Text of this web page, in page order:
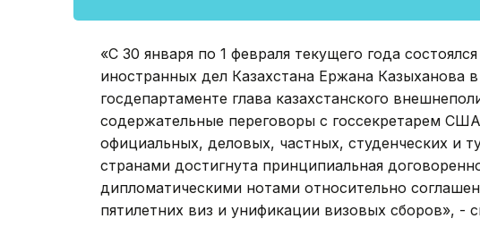
«С 30 января по 1 февраля текущего года
иностранных дел Казахстана Ержана Казыханова
госдепартаменте глава казахстанского
содержательные переговоры с госсекретарем
официальных, деловых, частных, студенческих и
странами достигнута принципиальная
дипломатическими нотами относительно
пятилетних виз и унификации визовых сборов», -